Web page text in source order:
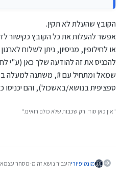
אגב, אם יש מחלוקת בשאלה
להקל.
זו באמת שאלה יפה, ע"ז יש את
אני לא מצליח להעלות את כל
,‏‏הרב שפרן - שוק ההון - עותק.pdf
באופציות יש את אותו בעיה -
בשבילו ואין לו גמירות הדעת
האם אתה מבין שהבעיה הזאת גם
נאמנות שהיא קונה עבורך
משחק בקוביא עבור אחר.
הקובץ שהעלת לא תקין.
אפשר להעלות את כל הקובץ כקישור
או לחילופין, מניסיון, ניתן לשלוח
להכניס את זה להודעה שלך כאן (ע"י
שמאל ומתחיל עם #, משתנה למעלה
ספציפית בנושא/באשכול), והם יכניסו
"אין כאן סוד. רק שכבות שלא כולם רואים."
מונטיפיוריהעביר נושא זה מ-מסחר